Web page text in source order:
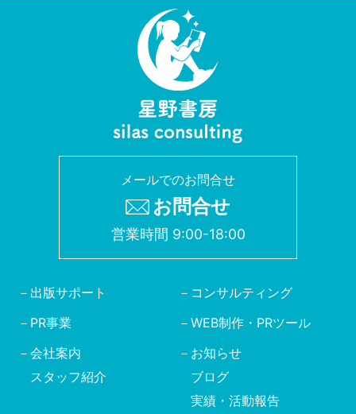
メールでのお問合せ
お問合せ
営業時間 9:00-18:00
出版サポート
コンサルティング
PR事業
WEB制作・PRツール
会社案内
スタッフ紹介
お知らせ
ブログ
実績・活動報告